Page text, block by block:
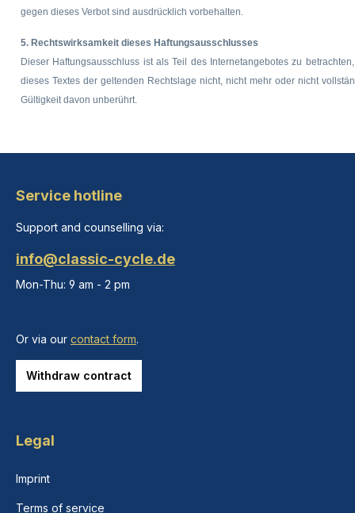
gegen dieses Verbot sind ausdrücklich vorbehalten.
5. Rechtswirksamkeit dieses Haftungsausschlusses
Dieser Haftungsausschluss ist als Teil des Internetangebotes zu
dieses Textes der geltenden Rechtslage nicht, nicht mehr oder nicht
Gültigkeit davon unberührt.
Service hotline
Support and counselling via:
info@classic-cycle.de
Mon-Thu: 9 am - 2 pm
Or via our contact form.
Withdraw contract
Legal
Imprint
Terms of service